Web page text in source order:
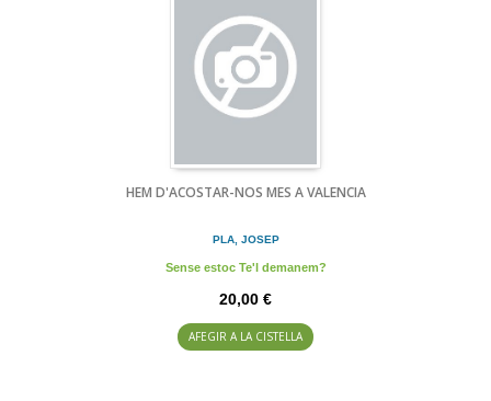
HEM D'ACOSTAR-NOS MES A VALENCIA
PLA, JOSEP
Sense estoc Te'l demanem?
20,00 €
AFEGIR A LA CISTELLA